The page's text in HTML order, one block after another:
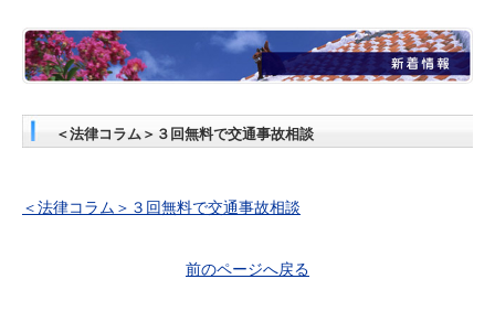
＜法律コラム＞３回無料で交通事故相談
＜法律コラム＞３回無料で交通事故相談
前のページへ戻る